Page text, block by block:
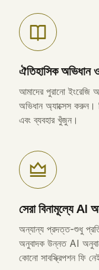
ঐতিহাসিক অভিধান
আমাদের পুরানো ইংরেজি
অভিধান অ্যাক্সেস করুন।
এবং ব্যবহার খুঁজুন।
সেরা বিনামূল্যে AI
অন্যান্য প্রদত্ত-শুধু
অনুবাদক উন্নত AI
কোনো সাবস্ক্রিপশন ফি